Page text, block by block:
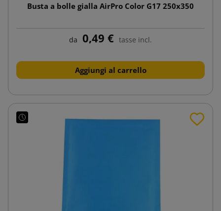
Busta a bolle gialla AirPro Color G17 250x350
da 0,49 € tasse incl.
Aggiungi al carrello